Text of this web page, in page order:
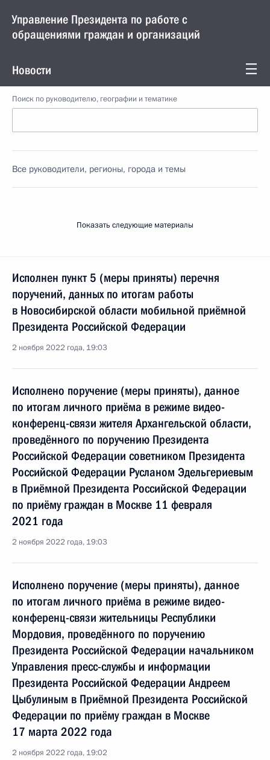
Управление Президента по работе с
обращениями граждан и организаций
Новости
Поиск по руководителю, географии и тематике
Все руководители, регионы, города и темы
Показать следующие материалы
Исполнен пункт 5 (меры приняты) перечня
поручений, данных по итогам работы
в Новосибирской области мобильной приёмной
Президента Российской Федерации
2 ноября 2022 года, 19:03
Исполнено поручение (меры приняты), данное
по итогам личного приёма в режиме видео-
конференц-связи жителя Архангельской области,
проведённого по поручению Президента
Российской Федерации советником Президента
Российской Федерации Русланом Эдельгериевым
в Приёмной Президента Российской Федерации
по приёму граждан в Москве 11 февраля
2021 года
2 ноября 2022 года, 19:03
Исполнено поручение (меры приняты), данное
по итогам личного приёма в режиме видео-
конференц-связи жительницы Республики
Мордовия, проведённого по поручению
Президента Российской Федерации начальником
Управления пресс-службы и информации
Президента Российской Федерации Андреем
Цыбулиным в Приёмной Президента Российской
Федерации по приёму граждан в Москве
17 марта 2022 года
2 ноября 2022 года, 19:02